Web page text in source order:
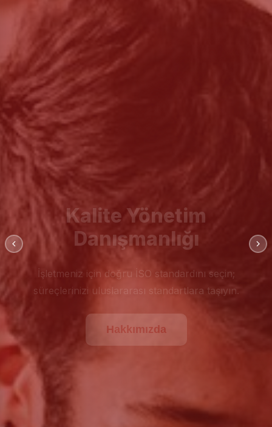
Kalite Yönetim
Danışmanlığı
İşletmeniz için doğru İSO standardını seçin;
süreçlerinizi uluslararası standartlara taşıyın.
Hakkımızda